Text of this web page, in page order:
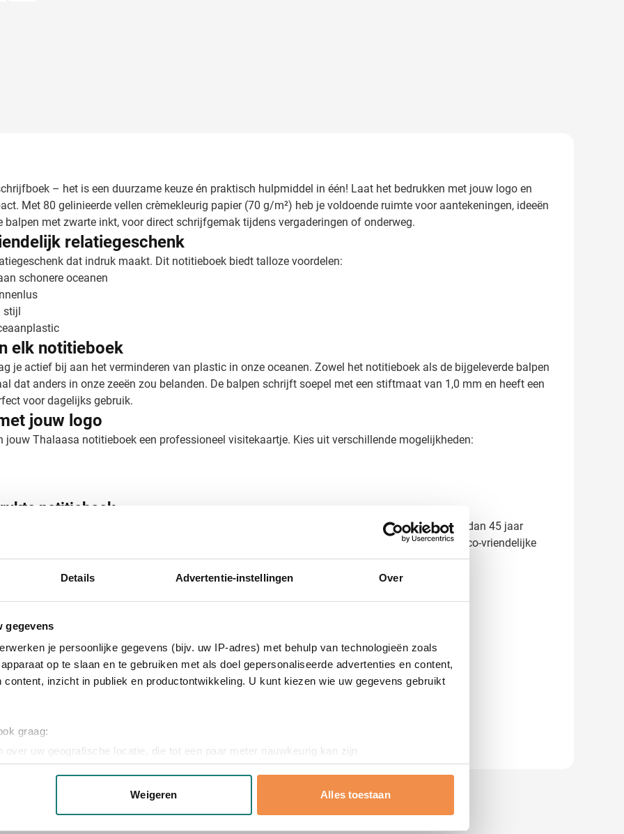
Details Advertentie-instellingen Over
gegevens
je persoonlijke gegevens (bijv. uw IP-adres) met behulp van technologieën zoals
op te slaan en te gebruiken met als doel gepersonaliseerde advertenties en content,
content, inzicht in publiek en productontwikkeling. U kunt kiezen wie uw gegevens gebruikt
graag:
over uw geografische locatie, die tot een paar meter nauwkeurig kan zijn
door het actief te scannen op specifieke eigenschappen (fingerprinting)
of intrekken in de Cookieverklaring.
Weigeren Alles toestaan
– het is een duurzame keuze én praktisch hulpmiddel in één! Laat het bedrukken met jouw logo en
Met 80 gelinieerde vellen crèmekleurig papier (70 g/m²) heb je voldoende ruimte voor aantekeningen, ideeën
met zwarte inkt, voor direct schrijfgemak tijdens vergaderingen of onderweg.
relatiegeschenk
dat indruk maakt. Dit notitieboek biedt talloze voordelen:
schonere oceanen
stijl
elk notitieboek
je actief bij aan het verminderen van plastic in onze oceanen. Zowel het notitieboek als de bijgeleverde balpen
dat anders in onze zeeën zou belanden. De balpen schrijft soepel met een stiftmaat van 1,0 mm en heeft een
voor dagelijks gebruik.
jouw logo
jouw Thalaasa notitieboek een professioneel visitekaartje. Kies uit verschillende mogelijkheden:
notitieboek
Vraag vrijblijvend een digitaal voorbeeld aan en zie direct het resultaat. Met meer dan 45 jaar
en snelle levering. Neem contact met ons op voor een offerte op maat en maak van dit eco-vriendelijke
Papier
x 0 cm (l x b x h)